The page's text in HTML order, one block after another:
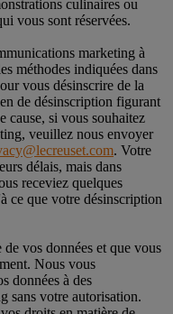
culinaires ou
vous sont réservées.
marketing à
méthodes indiquées dans
vous désinscrire de la
de désinscription figurant
cause, si vous souhaitez
veuillez nous envoyer
. Votre
délais, mais dans
receviez quelques
ce que votre désinscription
vos données et que vous
Nous vous
données à des
sans votre autorisation.